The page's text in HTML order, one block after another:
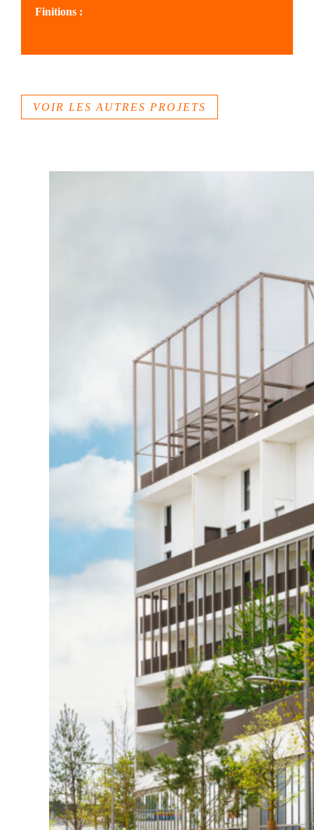
Finitions :
VOIR LES AUTRES PROJETS